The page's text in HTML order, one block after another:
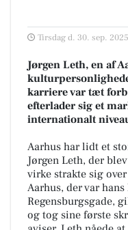
Tirsdag d. 30. sep.
Jørgen Leth, en af
karriere var tæt
efterlader sig et
internationalt
Aarhus har lidt et
Jørgen Leth, der
virke strakte sig
Aarhus, der var
Regensburgsgade,
og tog sine første